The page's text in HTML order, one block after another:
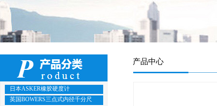
产品中心
日本ASKER橡胶硬度计
英国BOWERS三点式内径千分尺